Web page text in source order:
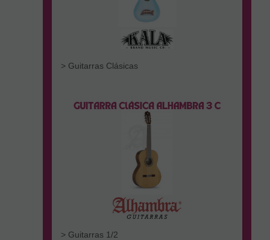
> Guitarras Clásicas
> Guitarras 1/2